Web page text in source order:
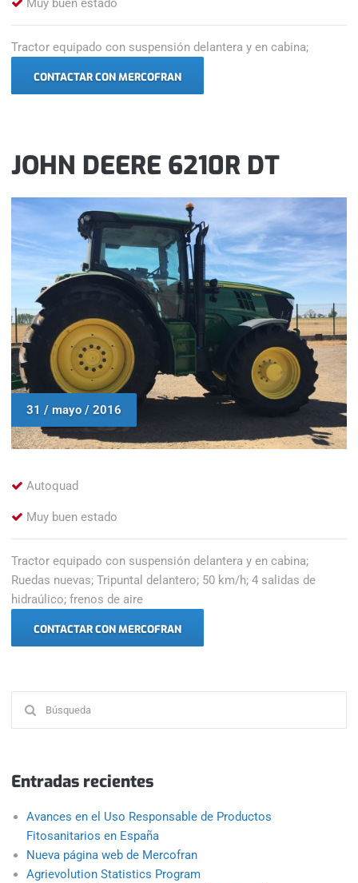
Muy buen estado
Tractor equipado con suspensión delantera y en cabina;
CONTACTAR CON MERCOFRAN
JOHN DEERE 6210R DT
31 / mayo / 2016
Autoquad
Muy buen estado
Tractor equipado con suspensión delantera y en cabina;
Ruedas nuevas; Tripuntal delantero; 50 km/h; 4 salidas de
hidraúlico; frenos de aire
CONTACTAR CON MERCOFRAN
Entradas recientes
Avances en el Uso Responsable de Productos
Fitosanitarios en España
Nueva página web de Mercofran
Agrievolution Statistics Program